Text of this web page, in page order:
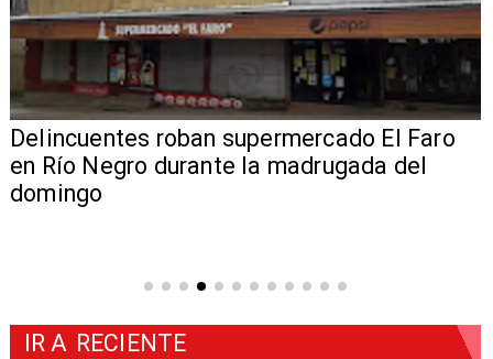
Delincuentes roban supermercado El Faro
en Río Negro durante la madrugada del
domingo
IR A RECIENTE